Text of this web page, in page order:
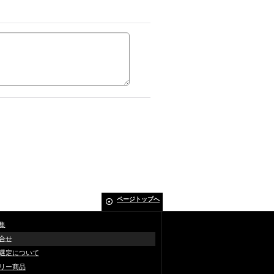
ページトップへ
せ
定について
ー商品